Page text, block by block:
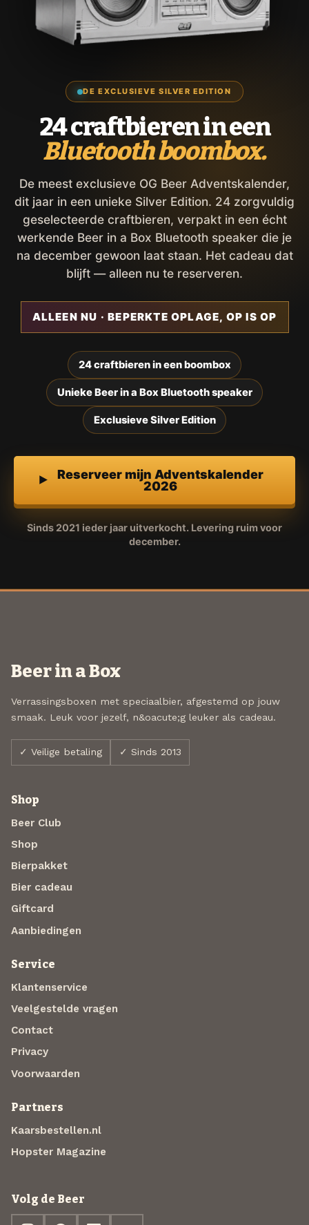
DE EXCLUSIEVE SILVER EDITION
24 craftbieren in een
Bluetooth boombox.
De meest exclusieve OG Beer Adventskalender,
dit jaar in een unieke Silver Edition. 24 zorgvuldig
geselecteerde craftbieren, verpakt in een écht
werkende Beer in a Box Bluetooth speaker die je
na december gewoon laat staan. Het cadeau dat
blijft — alleen nu te reserveren.
ALLEEN NU · BEPERKTE OPLAGE, OP IS OP
24 craftbieren in een boombox
Unieke Beer in a Box Bluetooth speaker
Exclusieve Silver Edition
Reserveer mijn Adventskalender
2026
Sinds 2021 ieder jaar uitverkocht. Levering ruim voor
december.
Beer in a Box
Verrassingsboxen met speciaalbier, afgestemd op jouw
smaak. Leuk voor jezelf, n&oacute;g leuker als cadeau.
✓ Veilige betaling ✓ Sinds 2013
Shop
Beer Club
Shop
Bierpakket
Bier cadeau
Giftcard
Aanbiedingen
Service
Klantenservice
Veelgestelde vragen
Contact
Privacy
Voorwaarden
Partners
Kaarsbestellen.nl
Hopster Magazine
Volg de Beer